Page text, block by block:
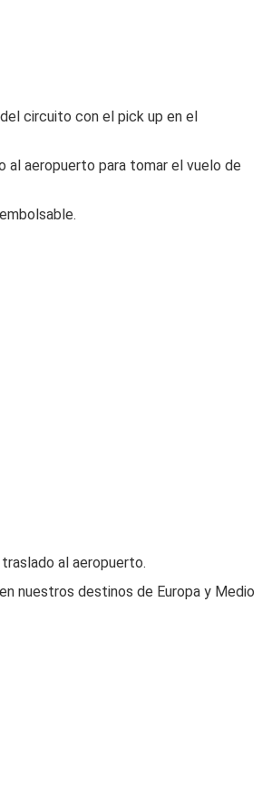
circuito con el pick up en el
al aeropuerto para tomar el vuelo de
al aeropuerto.
nuestros destinos de Europa y Medio